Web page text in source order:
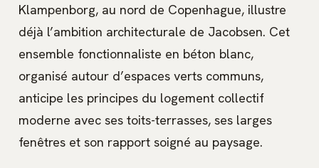
Klampenborg, au nord de Copenhague, illustre
déjà l’ambition architecturale de Jacobsen. Cet
ensemble fonctionnaliste en béton blanc,
organisé autour d’espaces verts communs,
anticipe les principes du logement collectif
moderne avec ses toits-terrasses, ses larges
fenêtres et son rapport soigné au paysage.